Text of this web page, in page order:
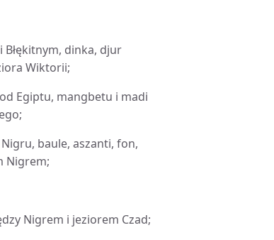
Błękitnym, dinka, djur
Wiktorii;
Egiptu, mangbetu i madi
baule, aszanti, fon,
Nigrem;
Nigrem i jeziorem Czad;